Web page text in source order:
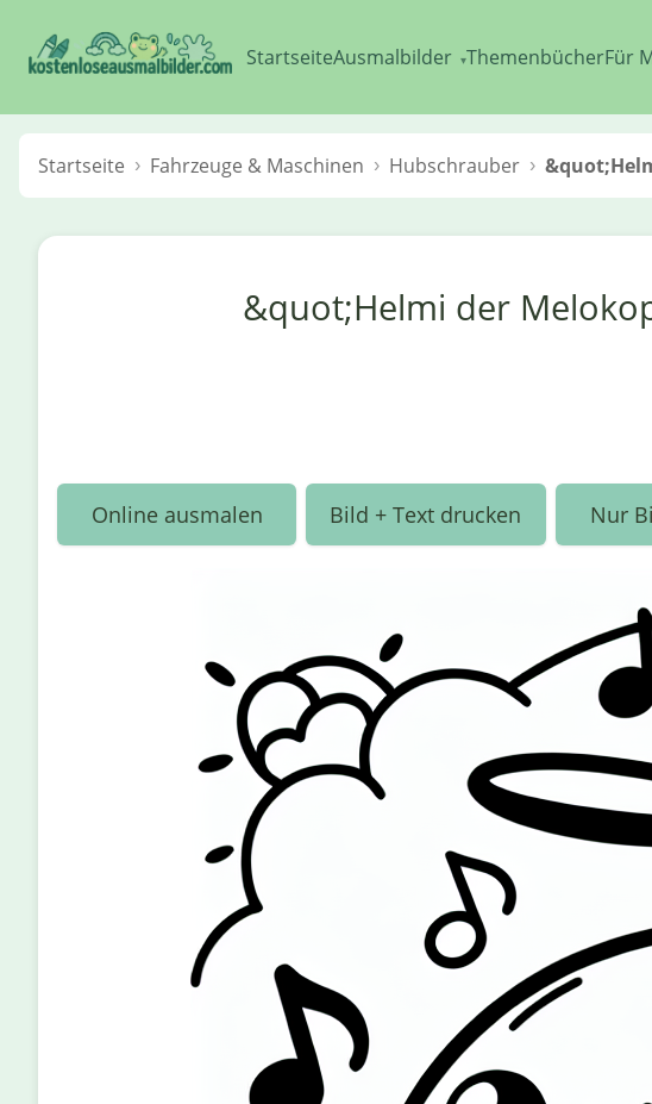
StartseiteAusmalbilder ▾ThemenbücherFür
Startseite Fahrzeuge & Maschinen Hubschrauber
&quot;Helmi der
Online ausmalen Bild + Text drucken Nur